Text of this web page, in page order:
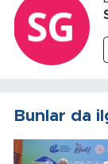
Bunlar da